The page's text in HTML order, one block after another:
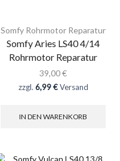
Somfy Rohrmotor Reparatur
Somfy Aries LS40 4/14
Rohrmotor Reparatur
39,00€
zzgl. 6,99 €Versand
IN DEN WARENKORB